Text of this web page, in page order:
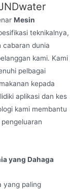
proses di
dinaikkan
bentuknya
Dengan
kami,
Mesin
teknikalnya,
cabaran dunia
kami. Kami
pelbagai
kepada
aplikasi dan kes
kami membantu
yang Dahaga
yang paling